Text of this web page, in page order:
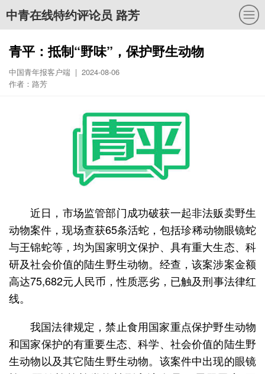
中青在线特约评论员 路芳
青平：抵制“野味”，保护野生动物
中国青年报客户端 | 2024-08-06
作者：路芳
近日，市场监管部门成功破获一起非法贩卖野生
动物案件，现场查获65条活蛇，包括珍稀动物眼镜蛇
与王锦蛇等，均为国家明文保护、具有重大生态、科
研及社会价值的陆生野生动物。经查，该案涉案金额
高达75,682元人民币，性质恶劣，已触及刑事法律红
线。
我国法律规定，禁止食用国家重点保护野生动物
和国家保护的有重要生态、科学、社会价值的陆生野
生动物以及其它陆生野生动物。该案件中出现的眼镜